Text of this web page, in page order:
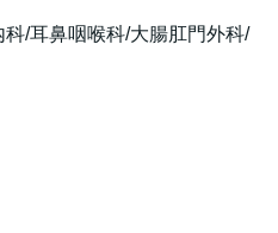
/耳鼻咽喉科/大腸肛門外科/